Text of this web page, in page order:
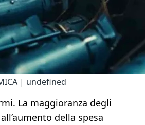
| undefined
La maggioranza degli
della spesa